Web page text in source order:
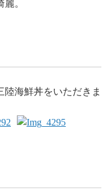
。
陸海鮮丼をいただきま